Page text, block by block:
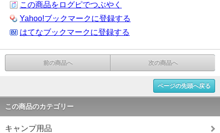
この商品をログピでつぶやく
Yahoo!ブックマークに登録する
はてなブックマークに登録する
前の商品へ 次の商品へ
ページの先頭へ戻る
この商品のカテゴリー
キャンプ用品